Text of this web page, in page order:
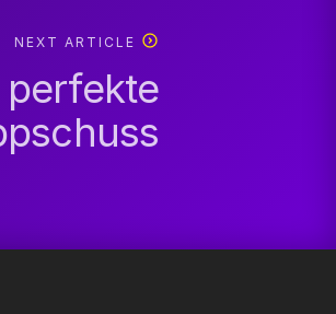
NEXT ARTICLE
perfekte